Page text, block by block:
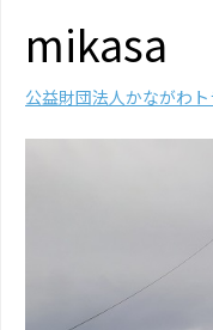
mikasa
公益財団法人かながわ